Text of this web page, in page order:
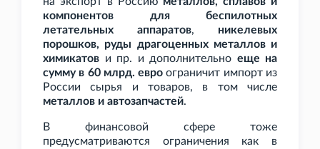
компонентов для беспилотных
летательных аппаратов, никелевых
порошков, руды драгоценных металлов и
химикатов и пр. и дополнительно еще на
сумму в 60 млрд. евро ограничит импорт из
России сырья и товаров, в том числе
металлов и автозапчастей.
В финансовой сфере тоже
предусматриваются ограничения как в